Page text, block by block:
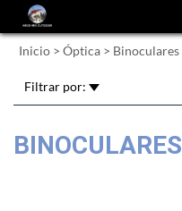
Inicio > Óptica > Binoculares
Filtrar por:
BINOCULARES